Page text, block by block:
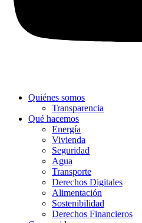
Quiénes somos
Transparencia
Qué hacemos
Energía
Vivienda
Seguridad
Agua
Transporte
Derechos Digitales
Alimentación
Sostenibilidad
Derechos Financieros